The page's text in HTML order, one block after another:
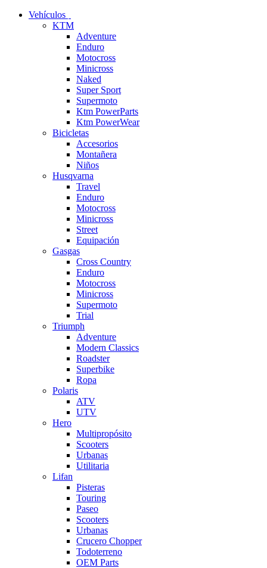
Vehículos
KTM
Adventure
Enduro
Motocross
Minicross
Naked
Super Sport
Supermoto
Ktm PowerParts
Ktm PowerWear
Bicicletas
Accesorios
Montañera
Niños
Husqvarna
Travel
Enduro
Motocross
Minicross
Street
Equipación
Gasgas
Cross Country
Enduro
Motocross
Minicross
Supermoto
Trial
Triumph
Adventure
Modern Classics
Roadster
Superbike
Ropa
Polaris
ATV
UTV
Hero
Multipropósito
Scooters
Urbanas
Utilitaria
Lifan
Pisteras
Touring
Paseo
Scooters
Urbanas
Crucero Chopper
Todoterreno
OEM Parts